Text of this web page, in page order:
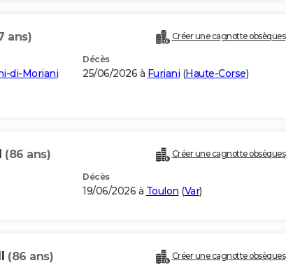
ans) Créer une cagnotte obsèques
di-Moriani
Décès
25/06/2026 à Furiani (Haute-Corse)
(86 ans) Créer une cagnotte obsèques
Décès
19/06/2026 à Toulon (Var)
(86 ans) Créer une cagnotte obsèques